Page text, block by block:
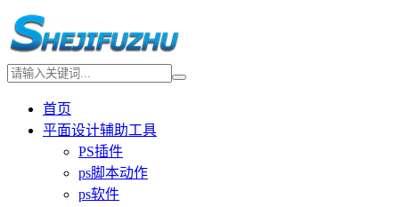
首页
平面设计辅助工具
PS插件
ps脚本动作
ps软件